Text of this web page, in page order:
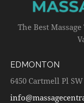
The Best
EDMONTON
6450 Cartmell Pl